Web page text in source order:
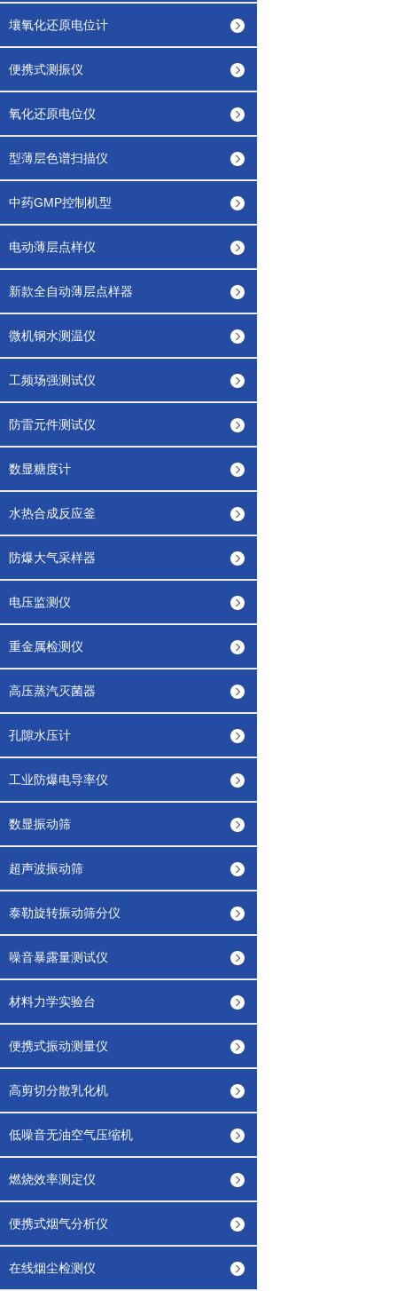
壤氧化还原电位计
便携式测振仪
氧化还原电位仪
型薄层色谱扫描仪
中药GMP控制机型
电动薄层点样仪
新款全自动薄层点样器
微机钢水测温仪
工频场强测试仪
防雷元件测试仪
数显糖度计
水热合成反应釜
防爆大气采样器
电压监测仪
重金属检测仪
高压蒸汽灭菌器
孔隙水压计
工业防爆电导率仪
数显振动筛
超声波振动筛
泰勒旋转振动筛分仪
噪音暴露量测试仪
材料力学实验台
便携式振动测量仪
高剪切分散乳化机
低噪音无油空气压缩机
燃烧效率测定仪
便携式烟气分析仪
在线烟尘检测仪